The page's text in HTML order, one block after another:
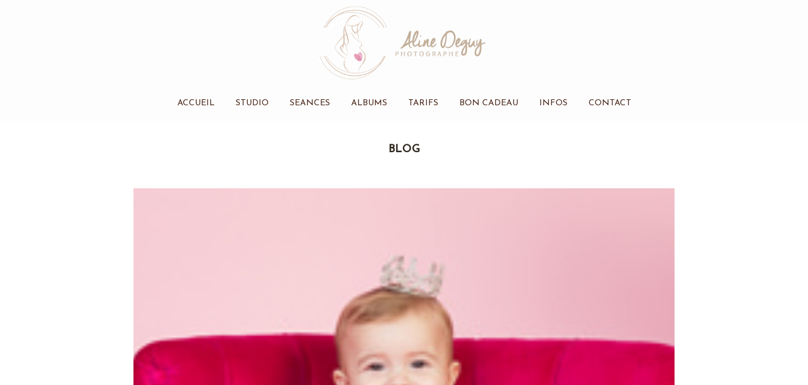
ACCUEIL STUDIO SEANCES ALBUMS TARIFS BON CADEAU INFOS CONTACT
BLOG